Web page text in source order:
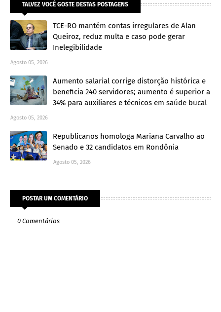
TALVEZ VOCÊ GOSTE DESTAS POSTAGENS
TCE-RO mantém contas irregulares de Alan
Queiroz, reduz multa e caso pode gerar
Inelegibilidade
Agosto 05, 2026
Aumento salarial corrige distorção histórica e
beneficia 240 servidores; aumento é superior a
34% para auxiliares e técnicos em saúde bucal
Agosto 05, 2026
Republicanos homologa Mariana Carvalho ao
Senado e 32 candidatos em Rondônia
Agosto 05, 2026
POSTAR UM COMENTÁRIO
0 Comentários